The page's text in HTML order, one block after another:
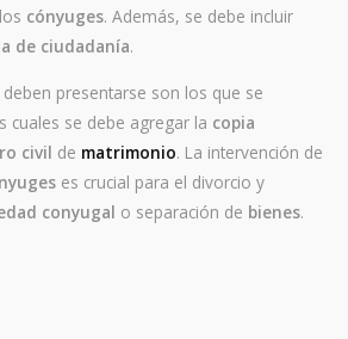
cónyuges. Además, se debe incluir
de ciudadanía.
presentarse son los que se
cuales se debe agregar la copia
civil de matrimonio. La intervención de
es crucial para el divorcio y
conyugal o separación de bienes.